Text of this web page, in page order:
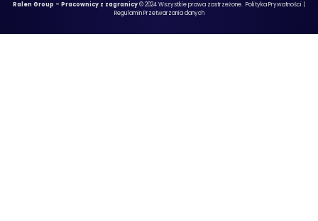
Ralen Group – Pracownicy z zagranicy© 2024 Wszystkie prawa zastrzeżone. Polityka Prywatności
Regulamin Przetwarzania danych